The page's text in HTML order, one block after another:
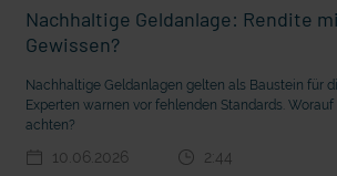
Nachhaltige Geldanlage: Rendite
Gewissen?
Nachhaltige Geldanlagen gelten als Baustein für
Experten warnen vor fehlenden Standards.
achten?
10.06.2026 2:44